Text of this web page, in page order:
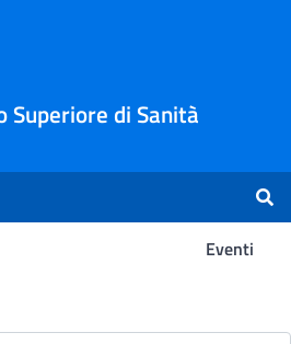
di Sanità
Eventi
Ricerca -